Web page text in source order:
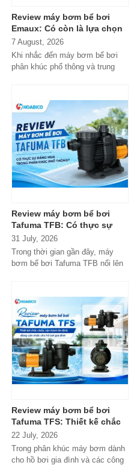
Review máy bơm bể bơi
Emaux: Có còn là lựa chọn
đáng mua?
7 August, 2026
Khi nhắc đến máy bơm bể bơi
phân khúc phổ thông và trung
Review máy bơm bể bơi
Tafuma TFB: Có thực sự
đáng mua trong phân khúc
phổ thông?
31 July, 2026
Trong thời gian gần đây, máy
bơm bể bơi Tafuma TFB nổi lên
Review máy bơm bể bơi
Tafuma TFS: Thiết kế chắc
chắn, vận hành ổn định,
đáng cân nhắc cho hồ bơi
gia đình
22 July, 2026
Trong phân khúc máy bơm dành
cho hồ bơi gia đình và các công